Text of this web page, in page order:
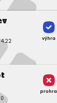
4:22
výhra
prohra